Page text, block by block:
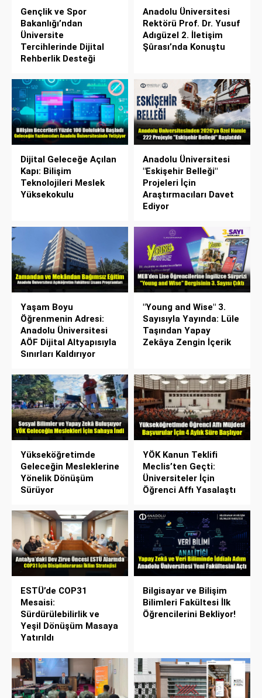
Gençlik ve Spor
Bakanlığı’ndan
Üniversite
Tercihlerinde Dijital
Rehberlik Desteği
Anadolu Üniversitesi
Rektörü Prof. Dr. Yusuf
Adıgüzel 2. İletişim
Şûrası’nda Konuştu
Dijital Geleceğe Açılan
Kapı: Bilişim
Teknolojileri Meslek
Yüksekokulu
Anadolu Üniversitesi
"Eskişehir Belleği"
Projeleri İçin
Araştırmacıları Davet
Ediyor
Yaşam Boyu
Öğrenmenin Adresi:
Anadolu Üniversitesi
AÖF Dijital Altyapısıyla
Sınırları Kaldırıyor
"Young and Wise" 3.
Sayısıyla Yayında: Lüle
Taşından Yapay
Zekâya Zengin İçerik
Yükseköğretimde
Geleceğin Mesleklerine
Yönelik Dönüşüm
Sürüyor
YÖK Kanun Teklifi
Meclis’ten Geçti:
Üniversiteler İçin
Öğrenci Affı Yasalaştı
ESTÜ’de COP31
Mesaisi:
Sürdürülebilirlik ve
Yeşil Dönüşüm Masaya
Yatırıldı
Bilgisayar ve Bilişim
Bilimleri Fakültesi İlk
Öğrencilerini Bekliyor!